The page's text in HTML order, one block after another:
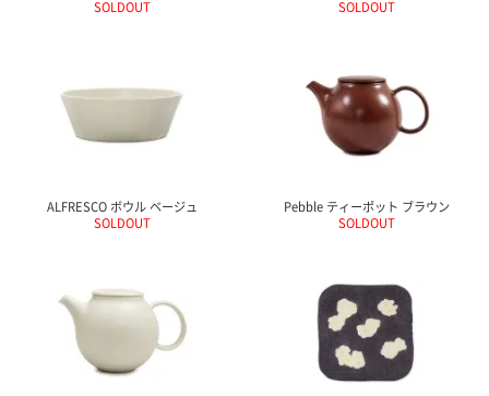
SOLDOUT
SOLDOUT
ALFRESCO ボウル ベージュ
SOLDOUT
Pebble ティーポット ブラウン
SOLDOUT